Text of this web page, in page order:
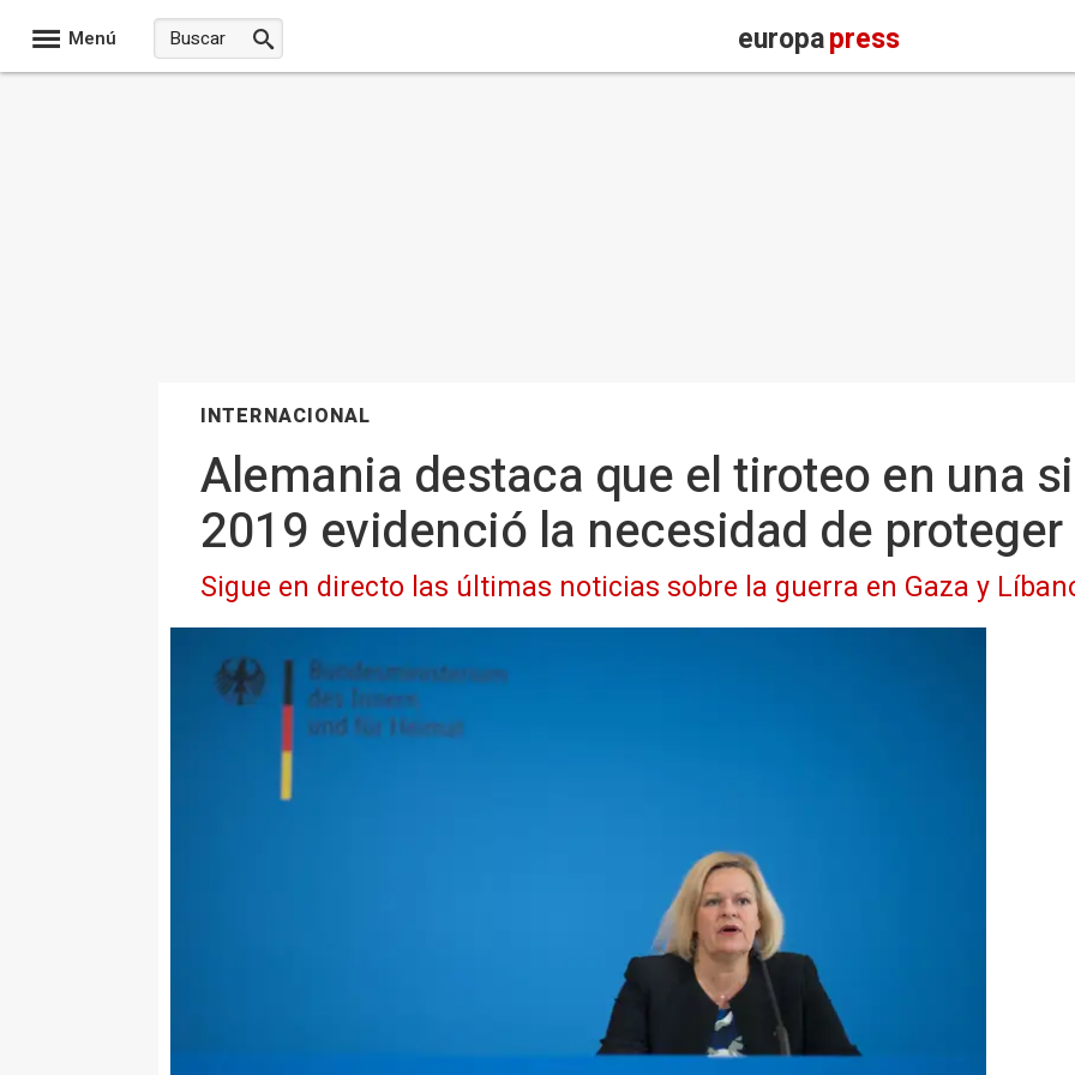
Menú europapress
INTERNACIONAL
Alemania destaca que el tiroteo en una
2019 evidenció la necesidad de
Sigue en directo las últimas noticias sobre la guerra en Gaza y